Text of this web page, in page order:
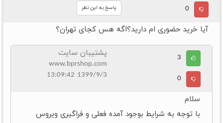
0
پاسخ به این نظر
آیا خرید حضوری ام دارید؟اگه هس کجای تهران؟
3
0
پشتیبان سایت
www.bprshop.com
1399/9/3 13:09:42
سلام
با توجه به شرایط بوجود آمده فعلی و فراگیری ویروس